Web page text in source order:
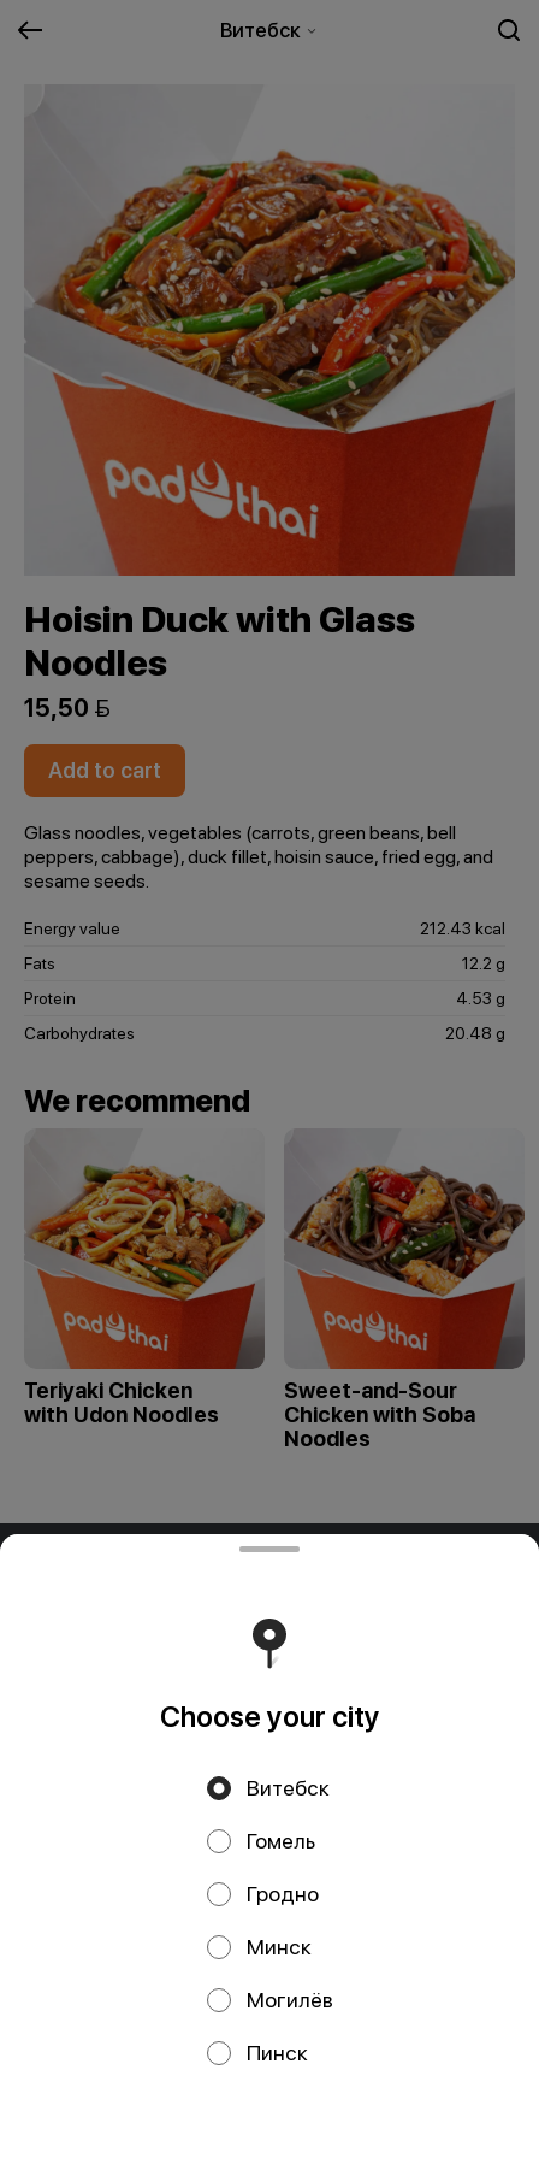
Витебск
Hoisin Duck with Glass
Noodles
15,50 
Add to cart
Glass noodles, vegetables (carrots, green beans, bell
peppers, cabbage), duck fillet, hoisin sauce, fried egg, and
sesame seeds.
Energy value
212.43 kcal
Fats
12.2 g
Protein
4.53 g
Carbohydrates
20.48 g
We recommend
Teriyaki Chicken
with Udon Noodles
Sweet-and-Sour
Chicken with Soba
Noodles
ООО "ПАДТАЙ-ГРУПП"
Свидетельство выдано Минским горисполкомом
03.12.2020 г. Интернет-магазин зарегистрирован в
Торговом реестре Республики Беларусь 18.01.2021г.
Файлы cookie
Choose your city
Витебск
Гомель
Гродно
Минск
Могилёв
Пинск